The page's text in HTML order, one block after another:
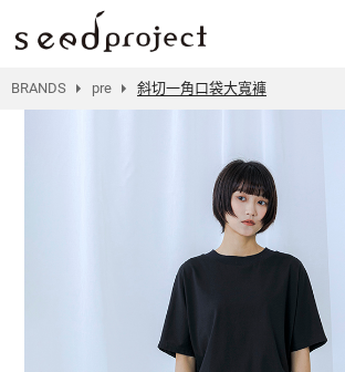
BRANDS pre 斜切一角口袋大寬褲